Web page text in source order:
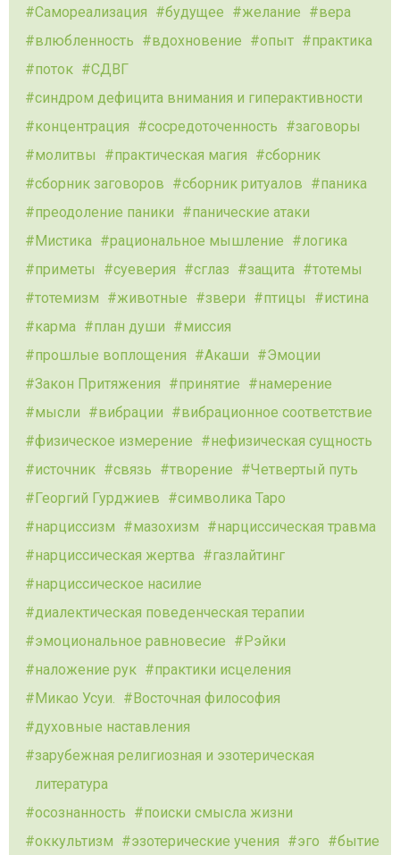
Самореализация будущее желание
вера
влюбленность
вдохновение опыт
практика
поток
СДВГ
синдром дефицита внимания и гиперактивности
концентрация
сосредоточенность
заговоры
молитвы
практическая магия
сборник
сборник заговоров
сборник ритуалов
паника
преодоление паники
панические атаки
Мистика
рациональное мышление
логика
приметы
суеверия сглаз защита
тотемы
тотемизм
животные звери птицы
истина
карма
план души
миссия
прошлые воплощения
Акаши
Эмоции
Закон Притяжения
принятие
намерение
мысли
вибрации
вибрационное соответствие
физическое измерение
нефизическая сущность
источник
связь творение
Четвертый путь
Георгий Гурджиев
символика Таро
нарциссизм
мазохизм
нарциссическая травма
нарциссическая жертва
газлайтинг
нарциссическое насилие
диалектическая поведенческая терапии
эмоциональное равновесие
Рэйки
наложение рук
практики исцеления
Микао Усуи.
Восточная философия
духовные наставления
зарубежная религиозная и эзотерическая
литература
осознанность
поиски смысла жизни
оккультизм
эзотерические учения эго
бытие